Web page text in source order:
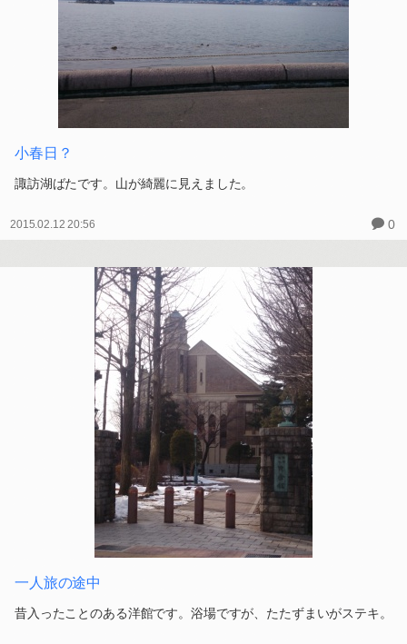
小春日？
諏訪湖ばたです。山が綺麗に見えました。
2015.02.12 20:56 0
一人旅の途中
昔入ったことのある洋館です。浴場ですが、たたずまいがステキ。